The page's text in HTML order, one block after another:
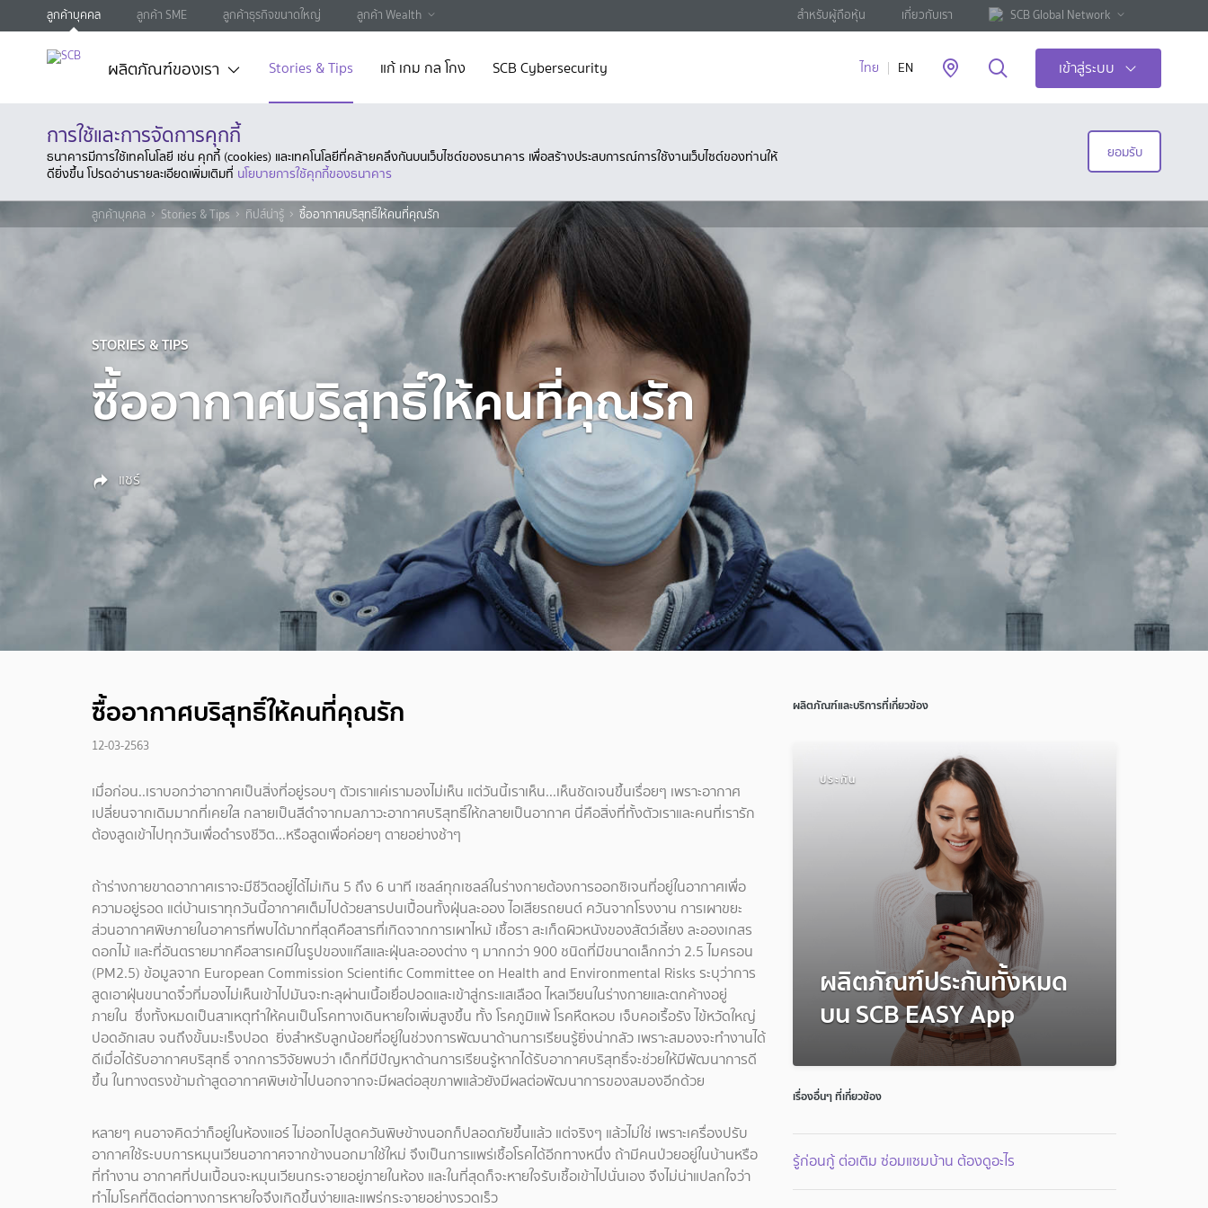
ลูกค้าบุคคล ลูกค้า SME ลูกค้าธุรกิจขนาดใหญ่ ลูกค้า Wealth สำหรับผู้ถือหุ้น เกี่ยวกับเรา SCB Global Network
ผลิตภัณฑ์ของเรา Stories & Tips แก้ เกม กล โกง SCB Cybersecurity ไทย EN เข้าสู่ระบบ
การใช้และการจัดการคุกกี้
ธนาคารมีการใช้เทคโนโลยี เช่น คุกกี้ (cookies) และเทคโนโลยีที่คล้ายคลึงกันบนเว็บไซต์ของธนาคาร เพื่อสร้างประสบการณ์การใช้งานเว็บไซต์ของท่านให้
ดียิ่งขึ้น โปรดอ่านรายละเอียดเพิ่มเติมที่ นโยบายการใช้คุกกี้ของธนาคาร
ยอมรับ
ลูกค้าบุคคล Stories & Tips ทิปส์น่ารู้ ซื้ออากาศบริสุทธิ์ให้คนที่คุณรัก
STORIES & TIPS
ซื้ออากาศบริสุทธิ์ให้คนที่คุณรัก
แชร์
ซื้ออากาศบริสุทธิ์ให้คนที่คุณรัก
12-03-2563
เมื่อก่อน..เราบอกว่าอากาศเป็นสิ่งที่อยู่รอบๆ ตัวเราแค่เรามองไม่เห็น แต่วันนี้เราเห็น...เห็นชัดเจนขึ้นเรื่อยๆ เพราะอากาศ
เปลี่ยนจากเดิมมากที่เคยใส กลายเป็นสีดำจากมลภาวะอากาศบริสุทธิ์ให้กลายเป็นอากาศ นี่คือสิ่งที่ทั้งตัวเราและคนที่เรารัก
ต้องสูดเข้าไปทุกวันเพื่อดำรงชีวิต...หรือสูดเพื่อค่อยๆ ตายอย่างช้าๆ
ถ้าร่างกายขาดอากาศเราจะมีชีวิตอยู่ได้ไม่เกิน 5 ถึง 6 นาที เซลล์ทุกเซลล์ในร่างกายต้องการออกซิเจนที่อยู่ในอากาศเพื่อ
ความอยู่รอด แต่บ้านเราทุกวันนี้อากาศเต็มไปด้วยสารปนเปื้อนทั้งฝุ่นละออง ไอเสียรถยนต์ ควันจากโรงงาน การเผาขยะ
ส่วนอากาศพิษภายในอาคารที่พบได้มากที่สุดคือสารที่เกิดจากการเผาไหม้ เชื้อรา สะเก็ดผิวหนังของสัตว์เลี้ยง ละอองเกสร
ดอกไม้ และที่อันตรายมากคือสารเคมีในรูปของแก๊สและฝุ่นละอองต่าง ๆ มากกว่า 900 ชนิดที่มีขนาดเล็กกว่า 2.5 ไมครอน
(PM2.5) ข้อมูลจาก European Commission Scientific Committee on Health and Environmental Risks ระบุว่าการ
สูดเอาฝุ่นขนาดจิ๋วที่มองไม่เห็นเข้าไปมันจะทะลุผ่านเนื้อเยื่อปอดและเข้าสู่กระแสเลือด ไหลเวียนในร่างกายและตกค้างอยู่
ภายใน ซึ่งทั้งหมดเป็นสาเหตุทำให้คนเป็นโรคทางเดินหายใจเพิ่มสูงขึ้น ทั้ง โรคภูมิแพ้ โรคหืดหอบ เจ็บคอเรื้อรัง ไข้หวัดใหญ่
ปอดอักเสบ จนถึงขั้นมะเร็งปอด ยิ่งสำหรับลูกน้อยที่อยู่ในช่วงการพัฒนาด้านการเรียนรู้ยิ่งน่ากลัว เพราะสมองจะทำงานได้
ดีเมื่อได้รับอากาศบริสุทธิ์ จากการวิจัยพบว่า เด็กที่มีปัญหาด้านการเรียนรู้หากได้รับอากาศบริสุทธิ์จะช่วยให้มีพัฒนาการดี
ขึ้น ในทางตรงข้ามถ้าสูดอากาศพิษเข้าไปนอกจากจะมีผลต่อสุขภาพแล้วยังมีผลต่อพัฒนาการของสมองอีกด้วย
หลายๆ คนอาจคิดว่าก็อยู่ในห้องแอร์ ไม่ออกไปสูดควันพิษข้างนอกก็ปลอดภัยขึ้นแล้ว แต่จริงๆ แล้วไม่ใช่ เพราะเครื่องปรับ
อากาศใช้ระบบการหมุนเวียนอากาศจากข้างนอกมาใช้ใหม่ จึงเป็นการแพร่เชื้อโรคได้อีกทางหนึ่ง ถ้ามีคนป่วยอยู่ในบ้านหรือ
ที่ทำงาน อากาศที่ปนเปื้อนจะหมุนเวียนกระจายอยู่ภายในห้อง และในที่สุดก็จะหายใจรับเชื้อเข้าไปนั่นเอง จึงไม่น่าแปลกใจว่า
ทำไมโรคที่ติดต่อทางการหายใจจึงเกิดขึ้นง่ายและแพร่กระจายอย่างรวดเร็ว
ผลิตภัณฑ์และบริการที่เกี่ยวข้อง
ประกัน
ผลิตภัณฑ์ประกันทั้งหมด
บน SCB EASY App
เรื่องอื่นๆ ที่เกี่ยวข้อง
รู้ก่อนกู้ ต่อเติม ซ่อมแซมบ้าน ต้องดูอะไร